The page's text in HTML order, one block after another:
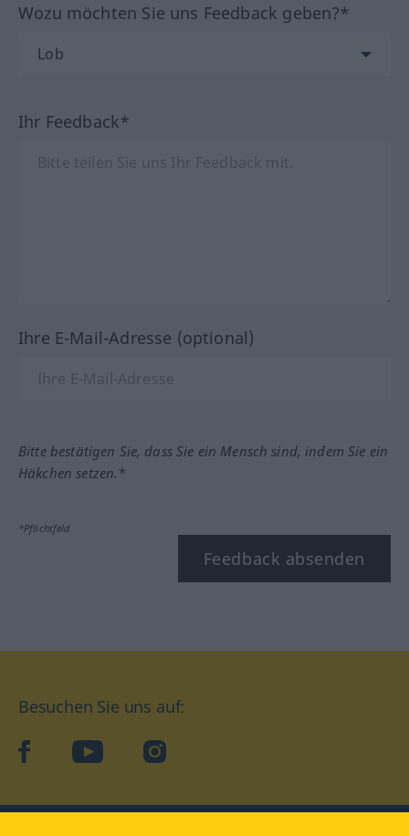
Wozu möchten Sie uns Feedback geben?*
Ihr Feedback*
Ihre E-Mail-Adresse (optional)
Bitte bestätigen Sie, dass Sie ein Mensch sind, indem Sie ein
Häkchen setzen.*
*Pflichtfeld
Feedback absenden
Besuchen Sie uns auf:
facebookYouTube Instagram